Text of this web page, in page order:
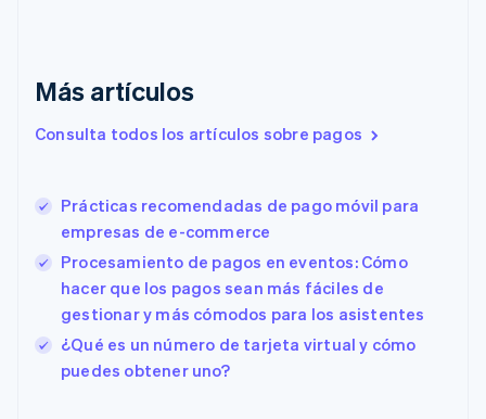
Más artículos
Consulta todos los artículos sobre pagos
Prácticas recomendadas de pago móvil para
empresas de e-commerce
Procesamiento de pagos en eventos: Cómo
hacer que los pagos sean más fáciles de
gestionar y más cómodos para los asistentes
¿Qué es un número de tarjeta virtual y cómo
puedes obtener uno?
Emiratos Árabes Unidos
Eslovaquia
EnglishItaliano
España
Español
Estados Unidos
English Español简体中文
Estonia
Finlandia
EnglishSvenska